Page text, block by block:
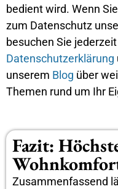
bedient wird. Wenn
zum Datenschutz
besuchen Sie
Datenschutzerklärung
unserem Blog über
Themen rund um Ihr
Fazit:
Zusammenfassend